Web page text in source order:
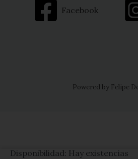
Facebook
Powered by Felipe
Disponibilidad: Hay existencias